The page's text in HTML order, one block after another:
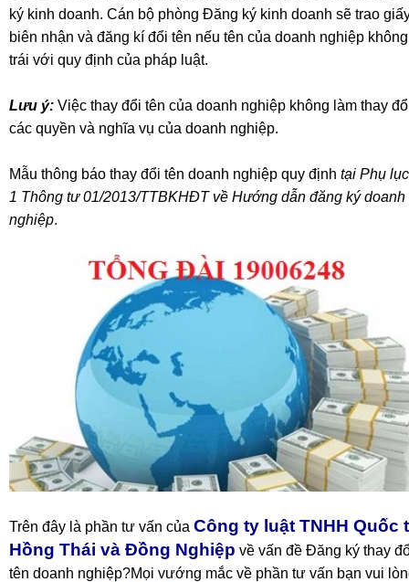
ký kinh doanh. Cán bộ phòng Đăng ký kinh doanh sẽ trao
biên nhận và đăng kí đổi tên nếu tên của doanh nghiệp không
trái với quy định của pháp luật.
Lưu ý: Việc thay đổi tên của doanh nghiệp không làm thay
các quyền và nghĩa vụ của doanh nghiệp.
Mẫu thông báo thay đổi tên doanh nghiệp quy định tại Phụ
1 Thông tư 01/2013/TTBKHĐT về Hướng dẫn đăng ký doanh
nghiệp.
Trên đây là phần tư vấn của Công ty luật TNHH Quốc
Hồng Thái và Đồng Nghiệp về vấn đề Đăng ký thay
tên doanh nghiệp?Mọi vướng mắc về phần tư vấn bạn vui